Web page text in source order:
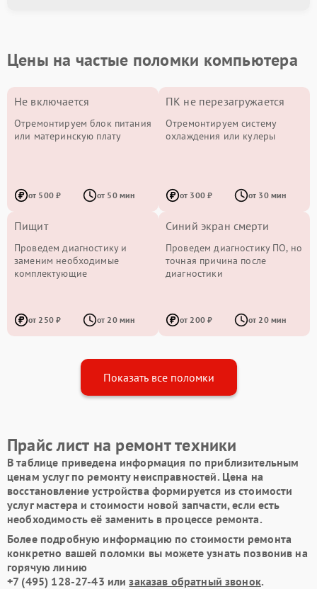
Цены на частые поломки компьютера
Не включается
Отремонтируем блок питания
или материнскую плату
от 500 ₽ от 50 мин
ПК не перезагружается
Отремонтируем систему
охлаждения или кулеры
от 300 ₽ от 30 мин
Пищит
Проведем диагностику и
заменим необходимые
комплектующие
от 250 ₽ от 20 мин
Синий экран смерти
Проведем диагностику ПО, но
точная причина после
диагностики
от 200 ₽ от 20 мин
Показать все поломки
Прайс лист на ремонт техники
В таблице приведена информация по приблизительным
ценам услуг по ремонту неисправностей. Цена на
восстановление устройства формируется из стоимости
услуг мастера и стоимости новой запчасти, если есть
необходимость её заменить в процессе ремонта.
Более подробную информацию по стоимости ремонта
конкретно вашей поломки вы можете узнать позвонив на
горячую линию
+7 (495) 128-27-43 илизаказав обратный звонок.